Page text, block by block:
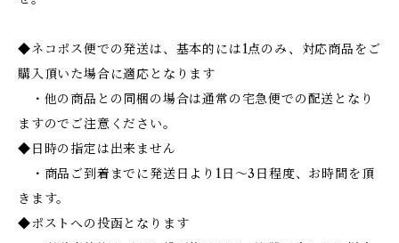
◆ネコポス便での発送は、基本的には1点のみ、対応商品をご
購入頂いた場合に適応となります
・他の商品との同梱の場合は通常の宅急便での配送となり
ますのでご注意ください。
◆日時の指定は出来ません
・商品ご到着までに発送日より1日～3日程度、お時間を頂
きます。
◆ポストへの投函となります